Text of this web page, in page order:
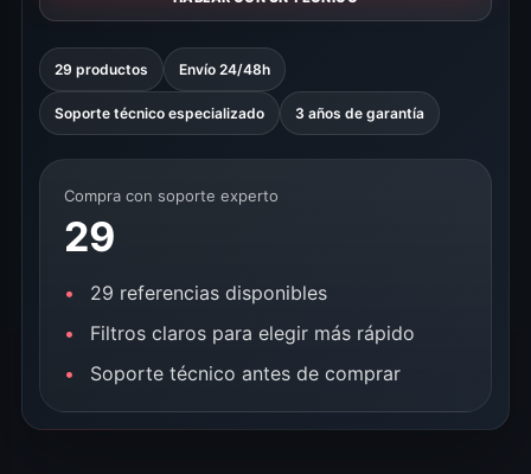
29 productos Envío 24/48h
Soporte técnico especializado 3 años de garantía
Compra con soporte experto
29
29 referencias disponibles
Filtros claros para elegir más rápido
Soporte técnico antes de comprar